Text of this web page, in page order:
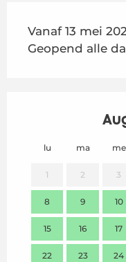
Vanaf 13 mei
Geopend alle
lu ma me
1 2 3
8 9 10
15 16 17
22 23 24